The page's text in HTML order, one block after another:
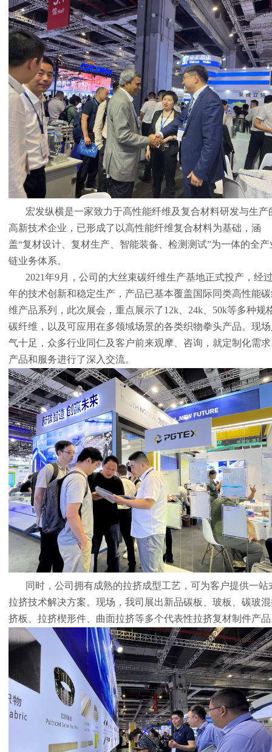
宏发纵横是一家致力于高性能纤维及复合材料研发与生产
高新技术企业，已形成了以高性能纤维复合材料为基础，涵
盖“复材设计、复材生产、智能装备、检测测试”为一体的全产
链业务体系。
2021年9月，公司的大丝束碳纤维生产基地正式投产，经
年的技术创新和稳定生产，产品已基本覆盖国际同类高性能
维产品系列，此次展会，重点展示了1 2k、24k、50k等多种规
碳纤维，以及可应用在多领域场景的各类织物拳头产品。现
气十足，众多行业同仁及客户前来观摩、咨询，就定制化需
产品和服务进行了深入交流。
同时，公司拥有成熟的拉挤成型工艺，可为客户提供一站
拉挤技术解决方案。现场，我司展出新品碳板、玻板、碳玻
挤板、拉挤楔形件、曲面拉挤等多个代表性拉挤复材制件产